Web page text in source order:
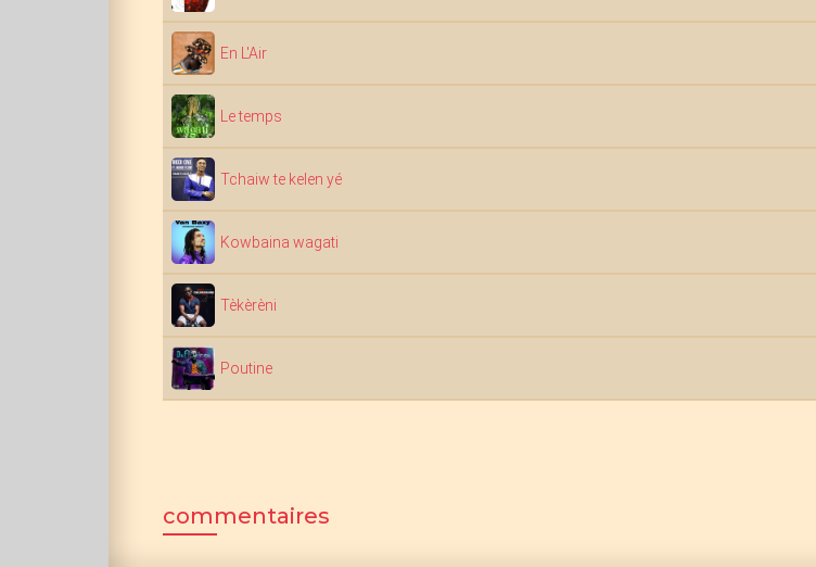
En L'Air
Le temps
Tchaiw te kelen yé
Kowbaina wagati
Tèkèrèni
Poutine
commentaires